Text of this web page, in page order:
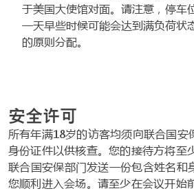
于美国大使馆对面。请注意，停车
一天早些时候可能会达到满负荷状
的原则分配。
安全许可
所有年满18岁的访客均须向联合国安
身份证件以供核查。您的接待方将至
联合国安保部门发送一份包含姓名和
您顺利进入会场。请至少在会议开始